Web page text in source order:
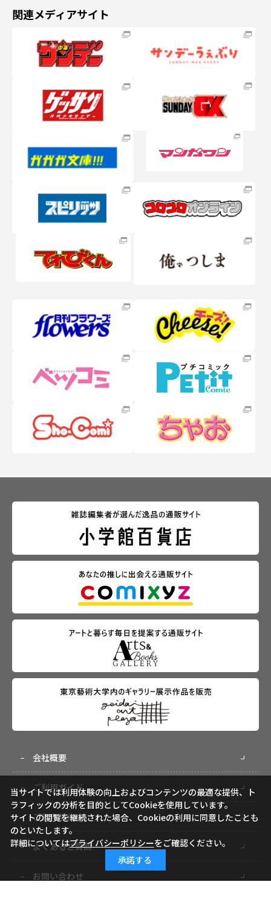
関連メディアサイト
会社概要
ご利用ガイド
ご利用規約
よくあるご質問
お問い合わせ
当サイトでは利用体験の向上およびコンテンツの最適な提供、ト
ラフィックの分析を目的としてCookieを使用しています。
サイトの閲覧を継続された場合、Cookieの利用に同意したことも
のといたします。
詳細についてはプライバシーポリシーをご確認ください。
承諾する